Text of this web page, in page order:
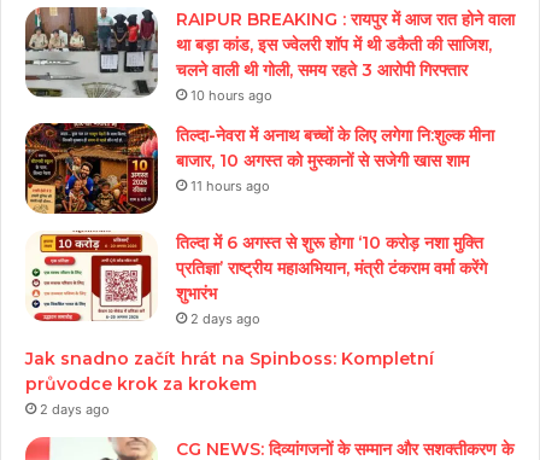
RAIPUR BREAKING : रायपुर में आज रात होने वाला
था बड़ा कांड, इस ज्वेलरी शॉप में थी डकैती की साजिश,
चलने वाली थी गोली, समय रहते 3 आरोपी गिरफ्तार
10 hours ago
तिल्दा-नेवरा में अनाथ बच्चों के लिए लगेगा नि:शुल्क मीना
बाजार, 10 अगस्त को मुस्कानों से सजेगी खास शाम
11 hours ago
तिल्दा में 6 अगस्त से शुरू होगा ‘10 करोड़ नशा मुक्ति
प्रतिज्ञा’ राष्ट्रीय महाअभियान, मंत्री टंकराम वर्मा करेंगे
शुभारंभ
2 days ago
Jak snadno začít hrát na Spinboss: Kompletní
průvodce krok za krokem
2 days ago
CG NEWS: दिव्यांगजनों के सम्मान और सशक्तीकरण के